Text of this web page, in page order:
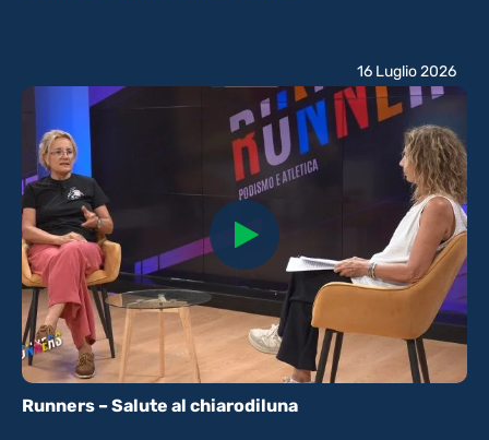
Runners – Salute al chiarodiluna
16 Luglio 2026